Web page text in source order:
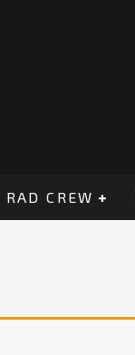
RAD CREW